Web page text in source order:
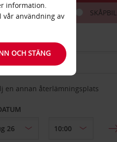
BIL SKÅPBIL
FRÅN
en annan återlämningsplats
information.
vår användning av
OCH STÄNG